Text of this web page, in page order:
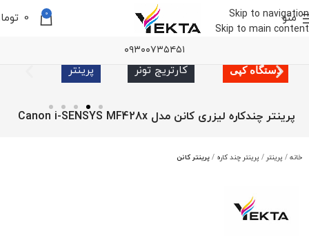
Skip to navigation
Skip to main content
منو 0
0
۰۹۳۰۰۷۳۵۴۵۱
دستگاه کپی کارتریج تونر پرینتر
پرینتر چندکاره لیزری کانن مدل Canon i-SENSYS MF428x
خانه پرینتر پرینتر چند کاره پرینتر کانن